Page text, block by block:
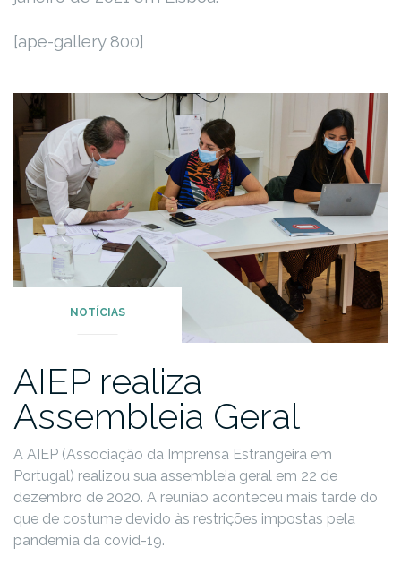
[ape-gallery 800]
NOTÍCIAS
AIEP realiza
Assembleia Geral
A AIEP (Associação da Imprensa Estrangeira em
Portugal) realizou sua assembleia geral em 22 de
dezembro de 2020. A reunião aconteceu mais tarde do
que de costume devido às restrições impostas pela
pandemia da covid-19.